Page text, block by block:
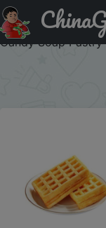
Акция на: 1/2
Maker Square
Candy Soap